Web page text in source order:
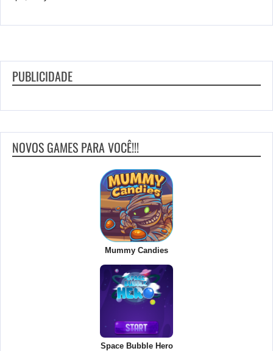
PUBLICIDADE
NOVOS GAMES PARA VOCÊ!!!
Mummy Candies
Space Bubble Hero